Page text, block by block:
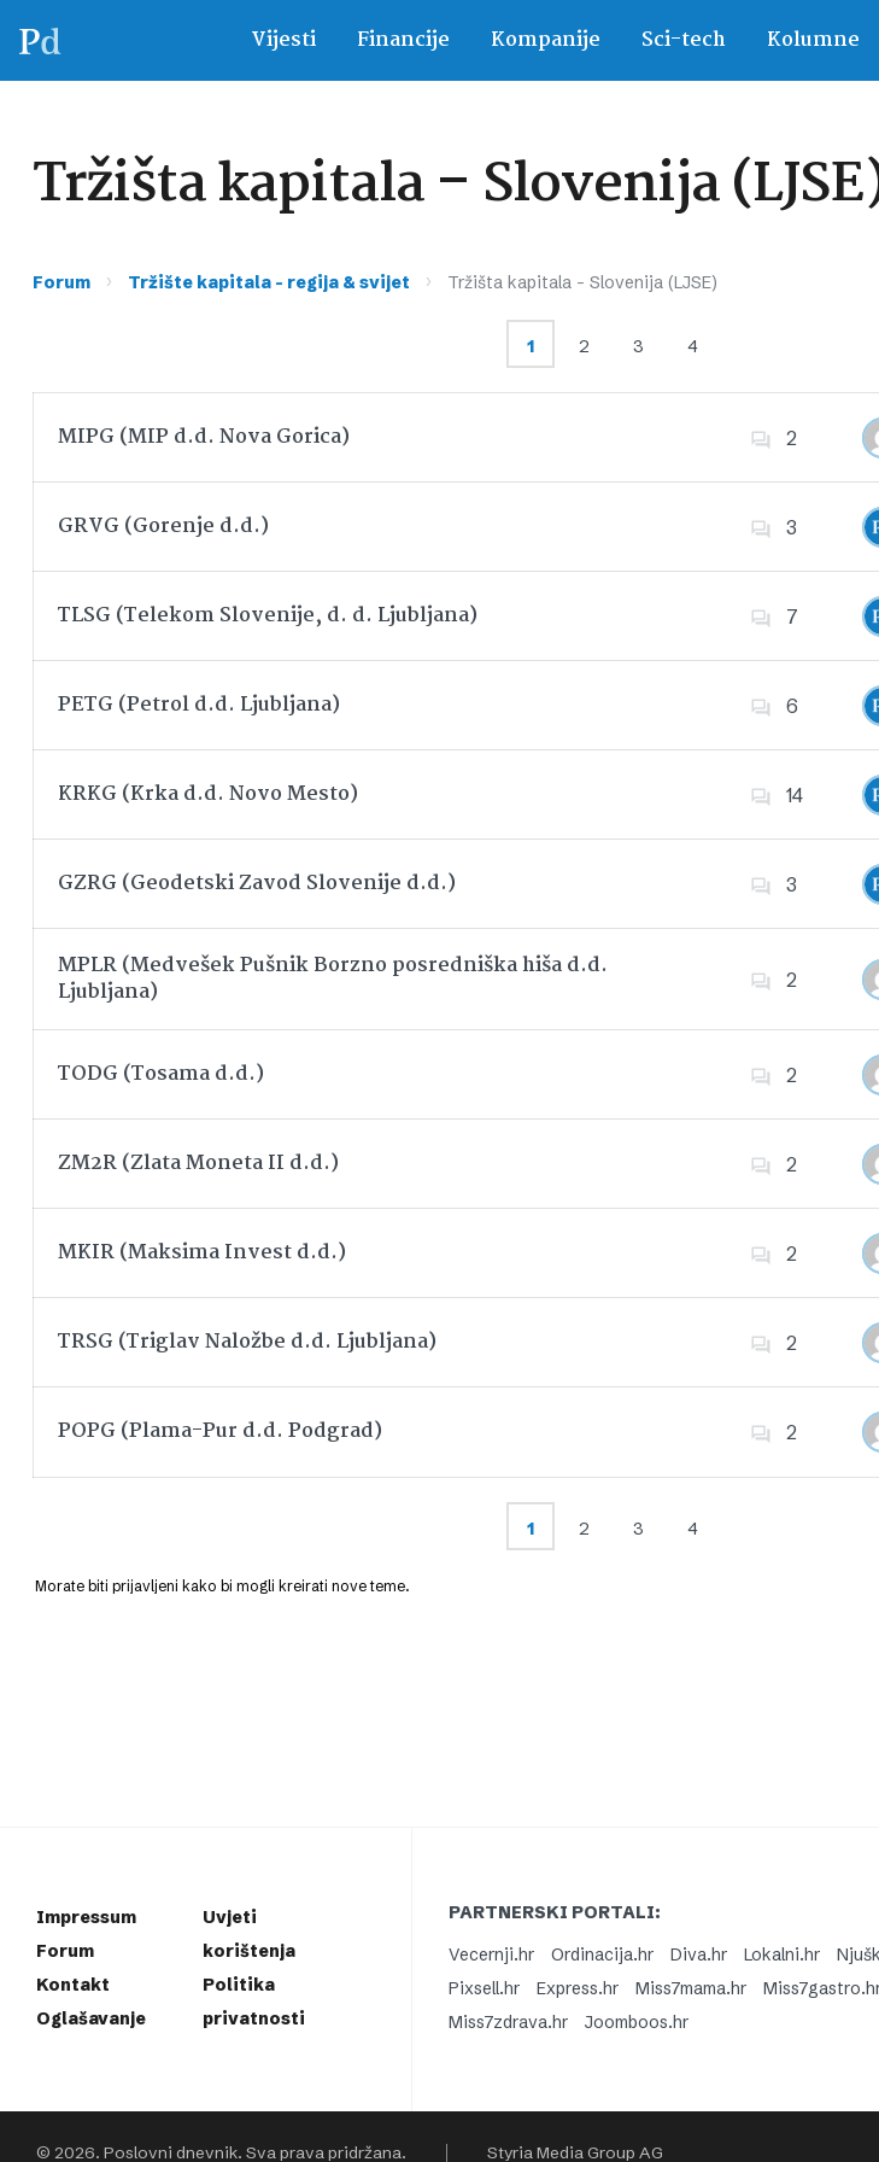
Vijesti Financije Kompanije Sci-tech Kolumne
Tržišta kapitala – Slovenija
Forum › Tržište kapitala – regija & svijet › Tržišta kapitala – Slovenija (LJSE)
1 2 3 4
MIPG (MIP d.d. Nova Gorica) 2
GRVG (Gorenje d.d.) 3
TLSG (Telekom Slovenije, d. d. Ljubljana) 7
PETG (Petrol d.d. Ljubljana) 6
KRKG (Krka d.d. Novo Mesto) 14
GZRG (Geodetski Zavod Slovenije d.d.) 3
MPLR (Medvešek Pušnik Borzno posredniška hiša d.d.
Ljubljana)
2
TODG (Tosama d.d.) 2
ZM2R (Zlata Moneta II d.d.) 2
MKIR (Maksima Invest d.d.) 2
TRSG (Triglav Naložbe d.d. Ljubljana) 2
POPG (Plama-Pur d.d. Podgrad) 2
1 2 3 4
Morate biti prijavljeni kako bi mogli kreirati nove teme.
Impressum
Forum
Kontakt
Oglašavanje
Uvjeti
korištenja
Politika
privatnosti
PARTNERSKI PORTALI:
Vecernji.hr
Ordinacija.hr Diva.hr Lokalni.hr
Pixsell.hr
Express.hr Miss7mama.hr
Miss7zdrava.hr
Joomboos.hr
© 2026. Poslovni dnevnik. Sva prava pridržana. Styria Media Group AG